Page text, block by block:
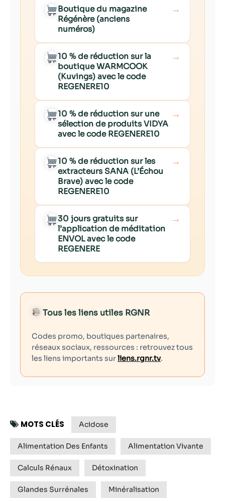
Boutique du magazine
Régénère (anciens
numéros)
→
10 % de réduction sur la
boutique WARMCOOK
(Kuvings) avec le code
REGENERE10
→
10 % de réduction sur une
sélection de produits VIDYA
avec le code REGENERE10
→
10 % de réduction sur les
extracteurs SANA (L’Échou
Brave) avec le code
REGENERE10
→
30 jours gratuits sur
l’application de méditation
ENVOL avec le code
REGENERE
→
Tous les liens utiles RGNR
Codes promo, boutiques partenaires,
réseaux sociaux, ressources : retrouvez tous
les liens importants surliens.rgnr.tv.
MOTS CLÉS Acidose
Alimentation Des Enfants Alimentation Vivante
Calculs Rénaux Détoxination
Glandes Surrénales Minéralisation